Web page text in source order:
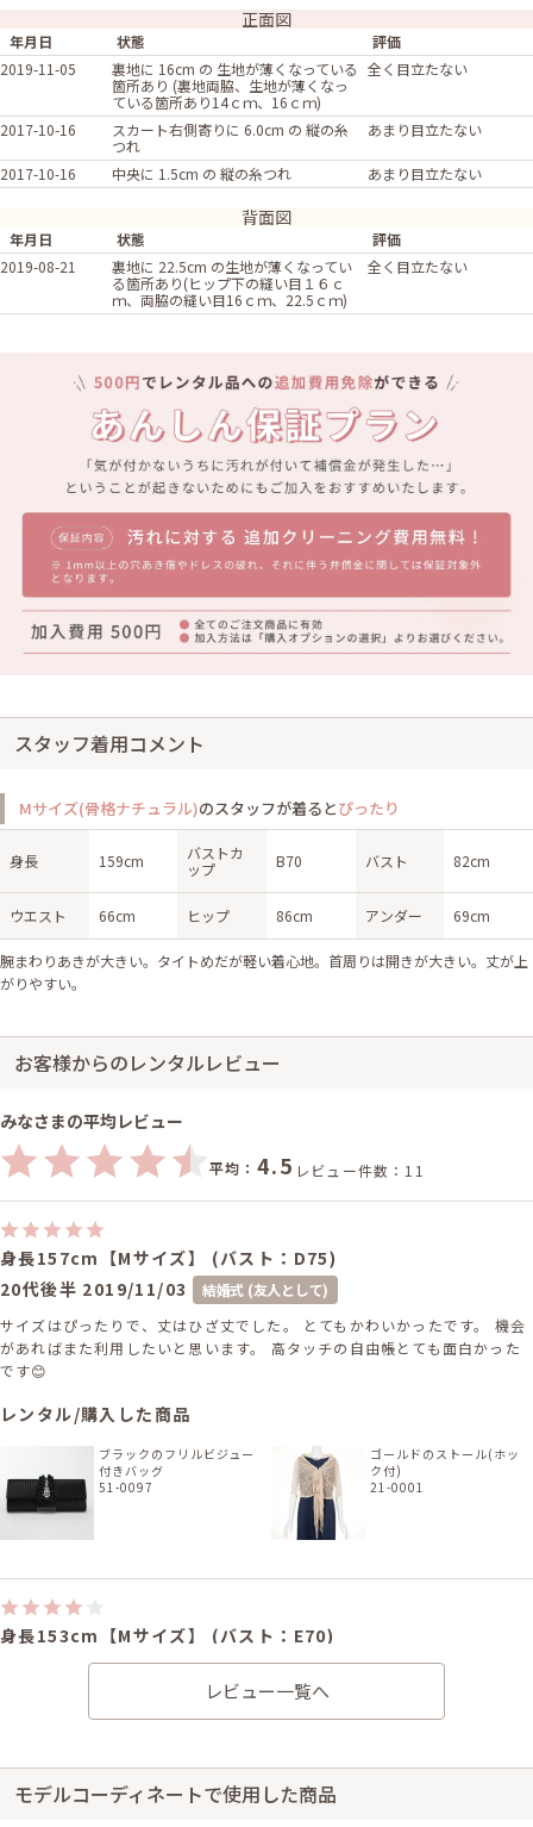
正面図
年月日 状態
評価
2019-11-05
裏地に 16cm の 生地が薄くなっている
箇所あり (裏地両脇、生地が薄くなっ
ている箇所あり14ｃｍ、16ｃｍ)
全く目立たない
2017-10-16
スカート右側寄りに 6.0cm の 縦の糸
つれ
あまり目立たない
2017-10-16 中央に 1.5cm の 縦の糸つれ あまり目立たない
背面図
年月日 状態
評価
2019-08-21
裏地に 22.5cm の生地が薄くなってい
る箇所あり(ヒップ下の縫い目１６ｃ
ｍ、両脇の縫い目16ｃｍ、22.5ｃｍ)
全く目立たない
スタッフ着用コメント
Mサイズ(骨格ナチュラル)のスタッフが着るとぴったり
身長 159cm
バストカ
ップ
B70 バスト 82cm
ウエスト 66cm ヒップ 86cm アンダー 69cm
腕まわりあきが大きい。タイトめだが軽い着心地。首周りは開きが大きい。丈が上
がりやすい。
お客様からのレンタルレビュー
みなさまの平均レビュー
平均： 4.5 レビュー件数：11
身長157cm【Mサイズ】 (バスト：D75)
20代後半 2019/11/03
結婚式 (友人として)
サイズはぴったりで、丈はひざ丈でした。 とてもかわいかったです。 機会
があればまた利用したいと思います。 高タッチの自由帳とても面白かった
です😊
レンタル/購入した商品
ブラックのフリルビジュー
付きバッグ
51-0097
ゴールドのストール(ホッ
ク付)
21-0001
身長153cm【Mサイズ】 (バスト：E70)
2019/08/18 結婚式 (友人として)
サイズはぴったりで、丈はひざ丈でした。 思っていたより、ドレープが上
品で、肩の飾りが繊細な感じでステキでした。 試着の時にタンクトップを
方がいいなと思いました。 今回最初のメールの登録アドレスで、メールが
受け取れなくて、サポートにお世話になりました。 ありがとうございま
レビュー一覧へ
モデルコーディネートで使用した商品